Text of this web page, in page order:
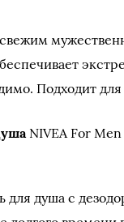
Подходит для
NIVEA For
для душа с